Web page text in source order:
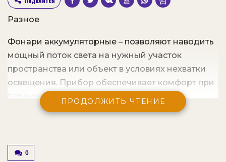
Разное
Фонари аккумуляторные – позволяют наводить
мощный поток света на нужный участок
пространства или объект в условиях нехватки
освещения. Прибор обеспечивает комфорт при
перемещении в сумеречное время, для
проведения работ различного характера в
Содержание статьи:
ПРОДОЛЖИТЬ ЧТЕНИЕ
0